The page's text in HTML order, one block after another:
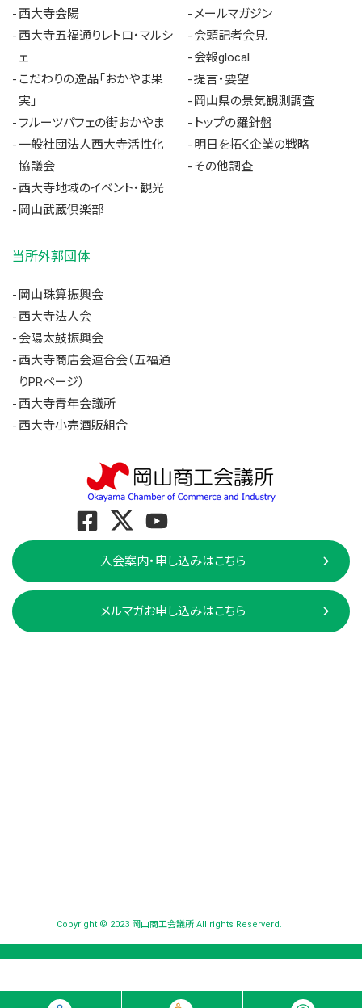
西大寺会陽
西大寺五福通りレトロ・マルシ
ェ
こだわりの逸品「おかやま果
実」
フルーツパフェの街おかやま
一般社団法人西大寺活性化
協議会
西大寺地域のイベント・観光
岡山武蔵倶楽部
メールマガジン
会頭記者会見
会報glocal
提言・要望
岡山県の景気観測調査
トップの羅針盤
明日を拓く企業の戦略
その他調査
当所外郭団体
岡山珠算振興会
西大寺法人会
会陽太鼓振興会
西大寺商店会連合会（五福通
りPRページ）
西大寺青年会議所
西大寺小売酒販組合
入会案内・申し込みはこちら
メルマガお申し込みはこちら
Copyright © 2023 岡山商工会議所 All rights Reserverd.